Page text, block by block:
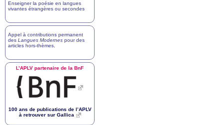
Enseigner la poésie en langues
vivantes étrangères ou secondes
Appel à contributions permanent
des Langues Modernes pour des
articles hors-thèmes
L’APLV partenaire de la BnF
100 ans de publications de l’APLV
à retrouver sur Gallica